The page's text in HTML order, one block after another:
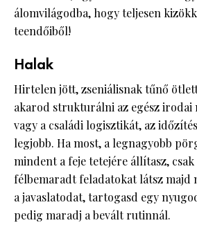
álomvilágodba, hogy teljesen
teendőiből!
Halak
Hirtelen jött, zseniálisnak tűnő
akarod strukturálni az egész irodai
vagy a családi logisztikát, az
legjobb. Ha most, a legnagyobb
mindent a feje tetejére állítasz, csak
félbemaradt feladatokat látsz
a javaslatodat, tartogasd egy
pedig maradj a bevált rutinnál.